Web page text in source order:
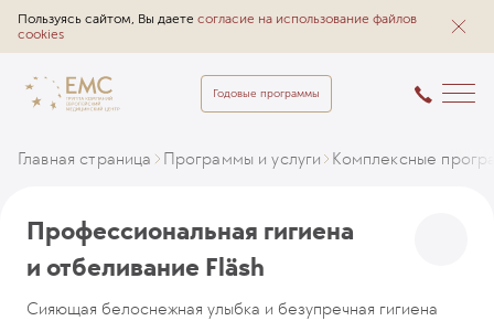
Пользуясь сайтом, Вы даете согласие на использование файлов
cookies
Годовые программы
Главная страница Программы и услуги Комплексные
Профессиональная гигиена
и отбеливание Fläsh
Сияющая белоснежная улыбка и безупречная гигиена